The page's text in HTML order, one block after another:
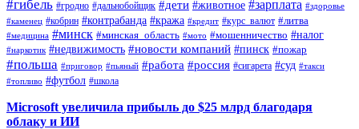
#гибель #гродно #дальнобойщик #дети #животное #зарплата #здоровье
#каменец #кобрин #контрабанда #кража #кредит #курс_валют #литва
#медицина #минск #минская_область #мото #мошенничество #налог
#наркотик #недвижимость #новости компаний #пинск #пожар
#польша #приговор #пьяный #работа #россия #сигарета #суд #такси
#топливо #футбол #школа
Microsoft увеличила прибыль до $25 млрд благодаря
облаку и ИИ